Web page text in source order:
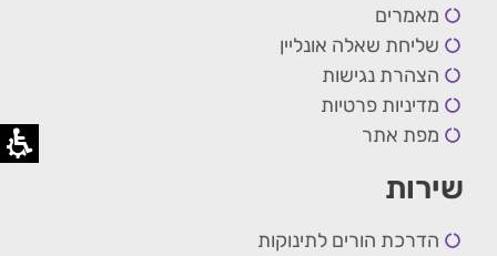
מאמרים
שליחת שאלה אונליין
הצהרת נגישות
מדיניות פרטיות
מפת אתר
שירות
הדרכת הורים לתינוקות